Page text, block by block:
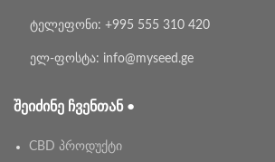
ტელეფონი: +995 555 310 420
ელ-ფოსტა: info@myseed.ge
ᲨᲔᲘᲫᲘᲜᲔ ᲩᲕᲔᲜᲗᲐᲜ •
CBD პროდუქტი